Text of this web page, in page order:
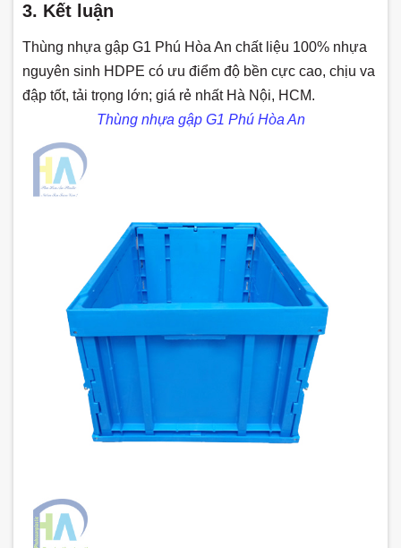
3. Kết luận
Thùng nhựa gập G1 Phú Hòa An chất liệu 100% nhựa
nguyên sinh HDPE có ưu điểm độ bền cực cao, chịu va
đập tốt, tải trọng lớn; giá rẻ nhất Hà Nội, HCM.
Thùng nhựa gập G1 Phú Hòa An